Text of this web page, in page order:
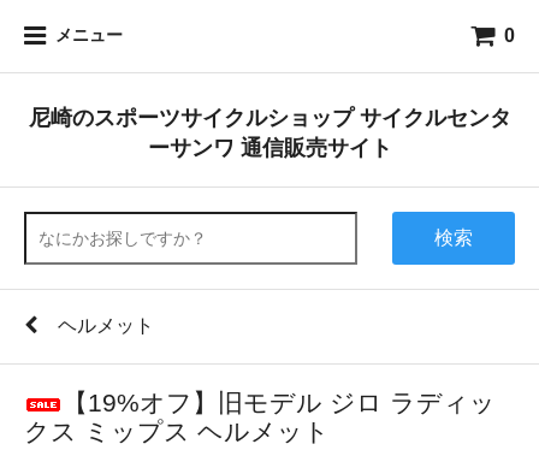
メニュー 0
尼崎のスポーツサイクルショップ サイクルセンタ
ーサンワ 通信販売サイト
検索
ヘルメット
【19%オフ】旧モデル ジロ ラディッ
クス ミップス ヘルメット